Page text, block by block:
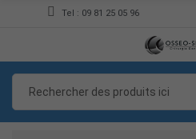
Tel : 09 81 25 05 96